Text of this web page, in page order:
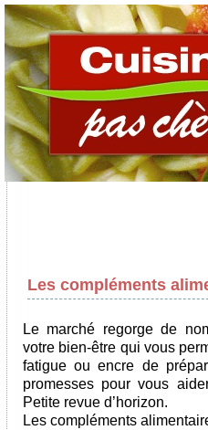
Les compléments
Le marché regorge de
votre bien-être qui vous
fatigue ou encre de
promesses pour vous
Petite revue d’horizon.
Les compléments